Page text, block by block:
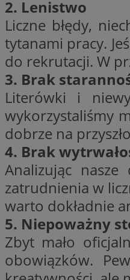
2. Lenistwo
Liczne błędy,
tytanami pracy.
do rekrutacji. W
3. Brak
Literówki i
wykorzystaliśmy
dobrze na
4. Brak
Analizując
zatrudnienia w
warto dokładnie
5. Niepoważny
Zbyt mało
obowiązków.